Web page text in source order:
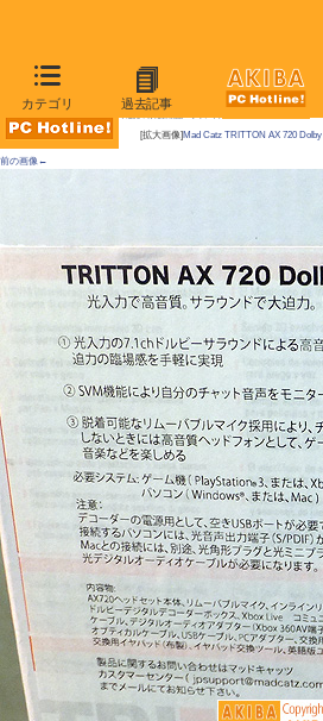
カテゴリ 過去記事
AKIBA PC Hotline!
[拡大画像] Mad Catz TRITTON AX 720
前の画像←